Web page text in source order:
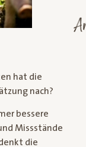
hat die
nach?
bessere
Missstände
die